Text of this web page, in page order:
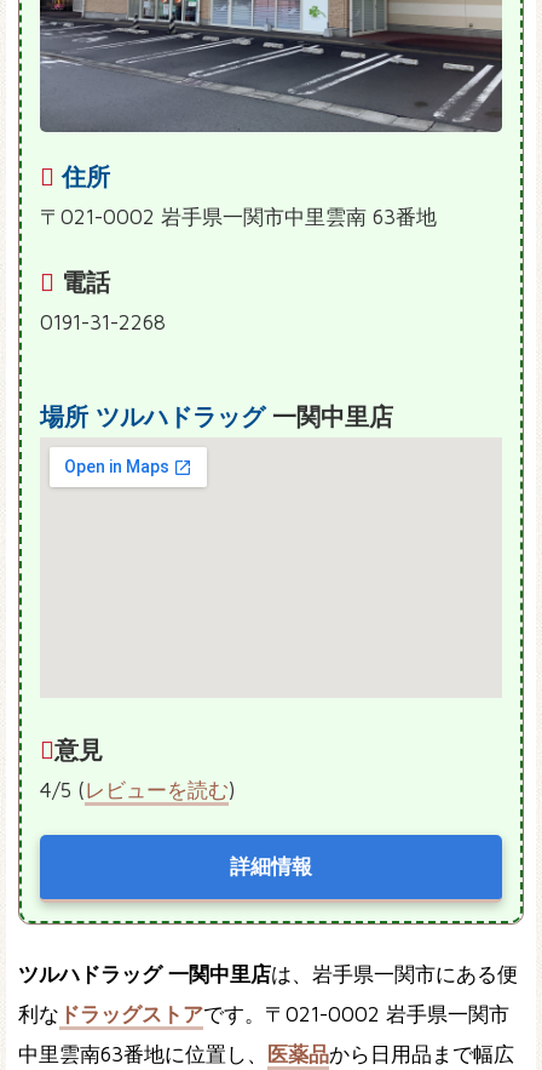
住所
〒021-0002 岩手県一関市中里雲南 63番地
電話
0191-31-2268
場所 ツルハドラッグ一関中里店
意見
4/5 (レビューを読む)
詳細情報
ツルハドラッグ 一関中里店は、岩手県一関市にある便
利な ドラッグストアです。〒021-0002 岩手県一関市
中里雲南63番地に位置し、
医薬品から日用品まで幅広